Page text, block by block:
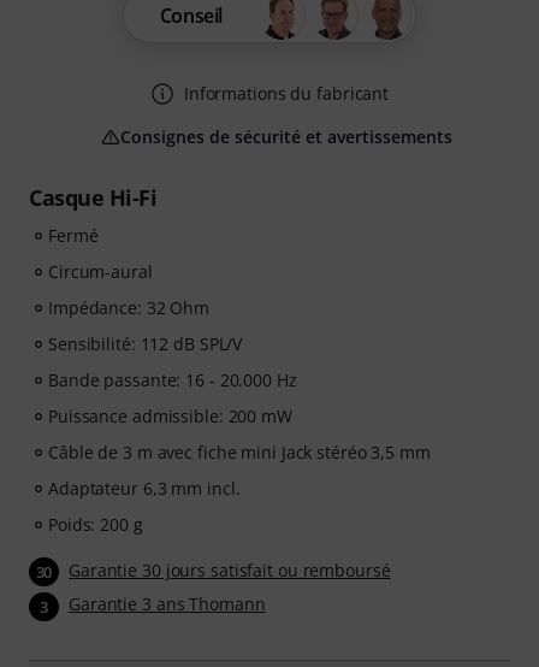
Casque Hi-Fi
Fermé
Circum-aural
Impédance: 32 Ohm
Sensibilité: 112 dB SPL/V
Bande passante: 16 - 20.000 Hz
Puissance admissible: 200 mW
Câble de 3 m avec fiche mini Jack stéréo 3,5 mm
Adaptateur 6,3 mm incl.
Poids: 200 g
30 Garantie 30 jours satisfait ou remboursé
3 Garantie 3 ans Thomann
Conseil
Informations du fabricant
Consignes de sécurité et avertissements